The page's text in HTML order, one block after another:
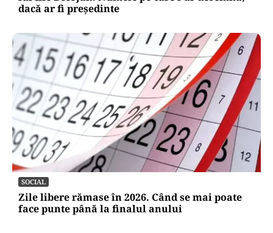
dacă ar fi președinte
SOCIAL
Zile libere rămase în 2026. Când se mai poate
face punte până la finalul anului